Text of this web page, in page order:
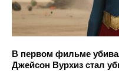
В первом фильме
Джейсон Вурхиз стал